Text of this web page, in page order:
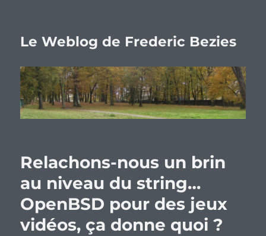
Le Weblog de Frederic Bezies
Relachons-nous un brin
au niveau du string…
OpenBSD pour des jeux
vidéos, ça donne quoi ?